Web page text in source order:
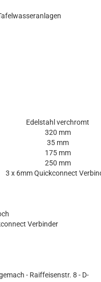
Edelstahl verchromt
320 mm
35 mm
175 mm
250 mm
3 x 6mm Quickconnect
Verbinder
- Raiffeisenstr. 8 - D-